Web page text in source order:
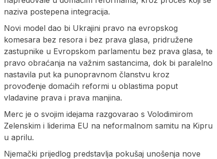
naziva postepena integracija.
Novi model dao bi Ukrajini pravo na evropskog
komesara bez resora i bez prava glasa, pridružene
zastupnike u Evropskom parlamentu bez prava glasa, te
pravo obraćanja na važnim sastancima, dok bi paralelno
nastavila put ka punopravnom članstvu kroz
provođenje domaćih reformi u oblastima poput
vladavine prava i prava manjina.
Merc je o svojim idejama razgovarao s Volodimirom
Zelenskim i liderima EU na neformalnom samitu na Kipru
u aprilu.
Njemački prijedlog predstavlja pokušaj unošenja nove